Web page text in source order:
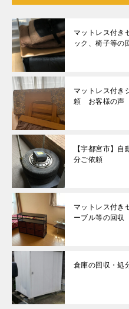
マットレス付き
ック、椅子等の
マットレス付き
頼 お客様の声
【宇都宮市】
分ご依頼
マットレス付き
ーブル等の回収
倉庫の回収・